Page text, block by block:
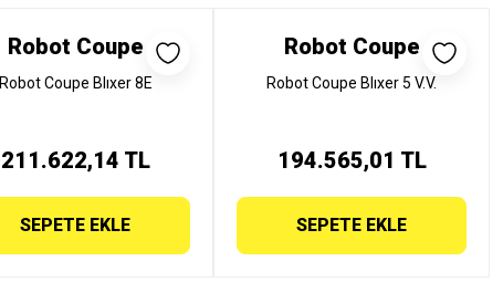
Robot Coupe
Robot Coupe Blıxer 8E
211.622,14 TL
SEPETE EKLE
Robot Coupe
Robot Coupe Blıxer 5 V.V.
194.565,01 TL
SEPETE EKLE